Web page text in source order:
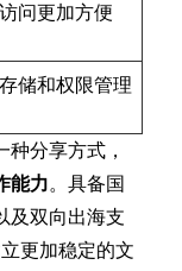
问更加方便
储和权限管理
分享方式，
能力。具备国
及双向出海支
更加稳定的文